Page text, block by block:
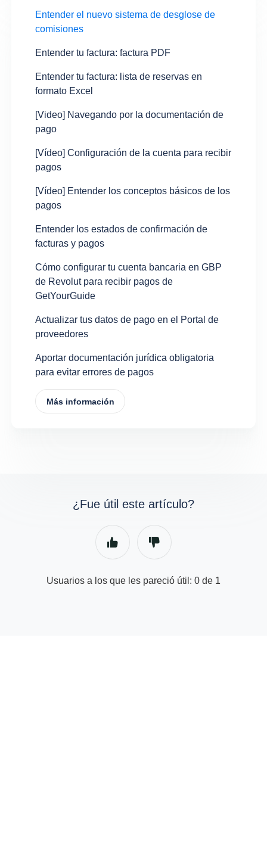
Entender el nuevo sistema de desglose de
comisiones
Entender tu factura: factura PDF
Entender tu factura: lista de reservas en
formato Excel
[Video] Navegando por la documentación de
pago
[Vídeo] Configuración de la cuenta para recibir
pagos
[Vídeo] Entender los conceptos básicos de los
pagos
Entender los estados de confirmación de
facturas y pagos
Cómo configurar tu cuenta bancaria en GBP
de Revolut para recibir pagos de
GetYourGuide
Actualizar tus datos de pago en el Portal de
proveedores
Aportar documentación jurídica obligatoria
para evitar errores de pagos
Más información
¿Fue útil este artículo?
Usuarios a los que les pareció útil: 0 de 1